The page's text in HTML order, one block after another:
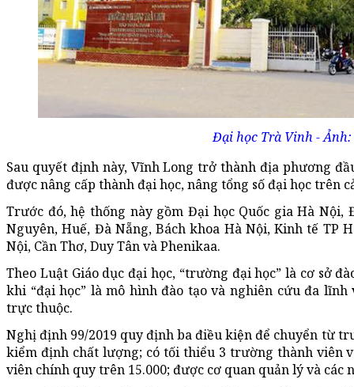
Đại học Trà Vinh - Ảnh:
Sau quyết định này, Vĩnh Long trở thành địa phương
được nâng cấp thành đại học, nâng tổng số đại học trên
Trước đó, hệ thống này gồm Đại học Quốc gia Hà Nội,
Nguyên, Huế, Đà Nẵng, Bách khoa Hà Nội, Kinh tế TP
Nội, Cần Thơ, Duy Tân và Phenikaa.
Theo Luật Giáo dục đại học, “trường đại học” là cơ sở
khi “đại học” là mô hình đào tạo và nghiên cứu đa
trực thuộc.
Nghị định 99/2019 quy định ba điều kiện để chuyển từ
kiểm định chất lượng; có tối thiểu 3 trường thành viên
viên chính quy trên 15.000; được cơ quan quản lý và các